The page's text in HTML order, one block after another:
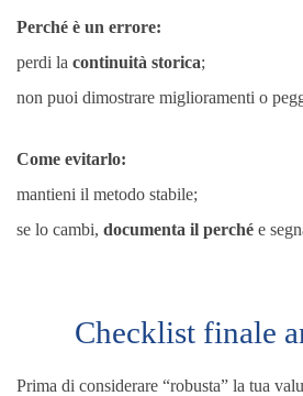
Perché è un errore:
perdi la continuità storica;
non puoi dimostrare miglioramenti o
Come evitarlo:
mantieni il metodo stabile;
se lo cambi, documenta il perché e
Checklist finale
Prima di considerare “robusta” la tua